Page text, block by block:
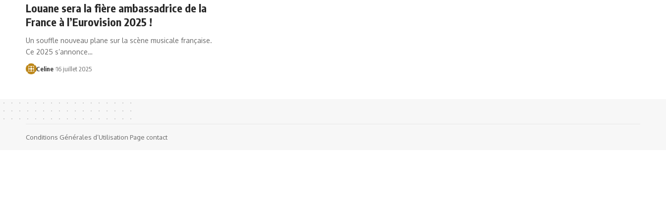
Louane sera la fière ambassadrice de la
France à l’Eurovision 2025 !
Un souffle nouveau plane sur la scène musicale française.
Ce 2025 s’annonce…
Celine 16 juillet 2025
Conditions Générales d’Utilisation Page contact